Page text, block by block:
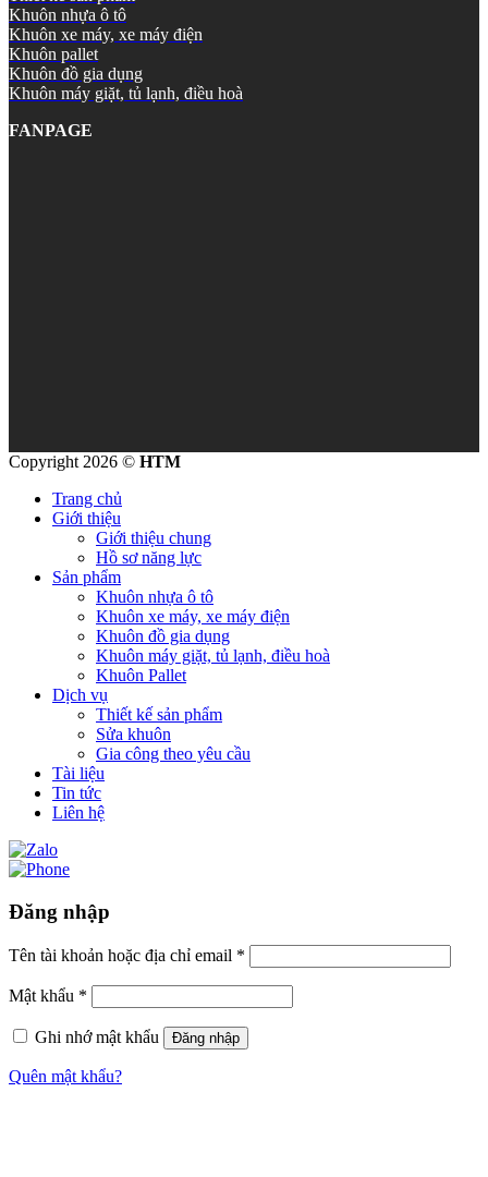
Khuôn nhựa ô tô
Khuôn xe máy, xe máy điện
Khuôn pallet
Khuôn đồ gia dụng
Khuôn máy giặt, tủ lạnh, điều hoà
FANPAGE
Copyright 2026 © HTM
Trang chủ
Giới thiệu
Giới thiệu chung
Hồ sơ năng lực
Sản phẩm
Khuôn nhựa ô tô
Khuôn xe máy, xe máy điện
Khuôn đồ gia dụng
Khuôn máy giặt, tủ lạnh, điều hoà
Khuôn Pallet
Dịch vụ
Thiết kế sản phẩm
Sửa khuôn
Gia công theo yêu cầu
Tài liệu
Tin tức
Liên hệ
Đăng nhập
Tên tài khoản hoặc địa chỉ email *
Mật khẩu *
Ghi nhớ mật khẩu Đăng nhập
Quên mật khẩu?